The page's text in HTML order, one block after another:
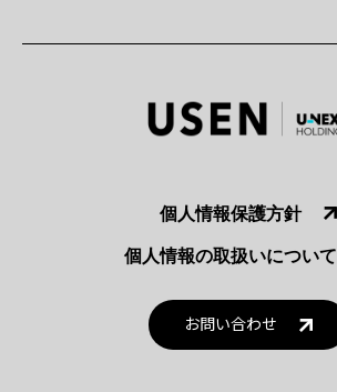
個人情報保護方針
個人情報の取扱いについて
お問い合わせ